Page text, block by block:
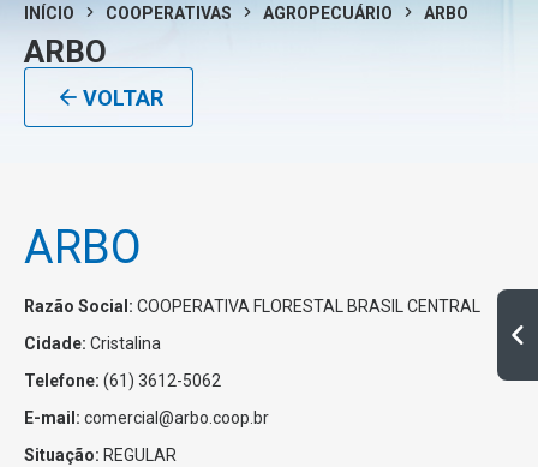
INÍCIO COOPERATIVAS AGROPECUÁRIO ARBO
ARBO
VOLTAR
ARBO
Razão Social: COOPERATIVA FLORESTAL BRASIL CENTRAL
Cidade: Cristalina
Telefone: (61) 3612-5062
E-mail: comercial@arbo.coop.br
Situação: REGULAR